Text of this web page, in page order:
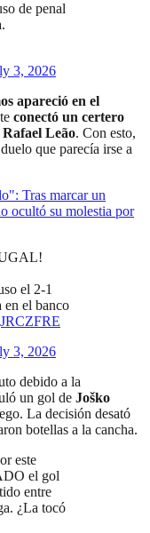
de penal
3, 2026
apareció en el
conectó un certero
Leão. Con esto,
que parecía irse a
Tras marcar un
ocultó su molestia por
el 2-1
en el banco
3, 2026
debido a la
un gol de Joško
La decisión desató
botellas a la cancha.
este
el gol
entre
¿La tocó